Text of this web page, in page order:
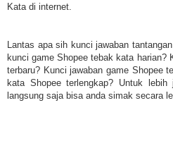
Kata di internet.
Lantas apa sih kunci jawaban
kunci game Shopee tebak kata harian?
terbaru? Kunci jawaban game Shopee
kata Shopee terlengkap? Untuk lebih
langsung saja bisa anda simak secara